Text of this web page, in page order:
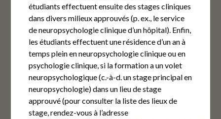
étudiants effectuent ensuite des stages cliniques
dans divers milieux approuvés (p. ex., le service
de neuropsychologie clinique d’un hôpital). Enfin,
les étudiants effectuent une résidence d’un an à
temps plein en neuropsychologie clinique ou en
psychologie clinique, si la formation a un volet
neuropsychologique (c.-à-d. un stage principal en
neuropsychologie) dans un lieu de stage
approuvé (pour consulter la liste des lieux de
stage, rendez-vous à l’adresse